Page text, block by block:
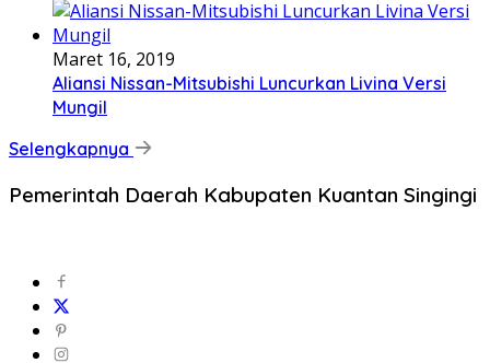
Maret 16, 2019
Aliansi Nissan-Mitsubishi Luncurkan Livina Versi
Mungil
Selengkapnya
Pemerintah Daerah Kabupaten Kuantan Singingi